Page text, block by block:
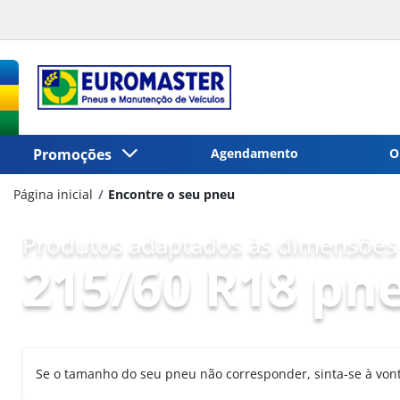
Promoções Agendamento
Página inicial Encontre o seu pneu
Produtos adaptados às dimensões
215/60 R18
Se o tamanho do seu pneu não corresponder, sinta-se à